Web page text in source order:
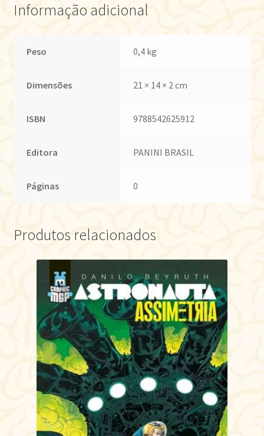
Informação adicional
Peso 0,4 kg
Dimensões 21 × 14 × 2 cm
ISBN 9788542625912
Editora PANINI BRASIL
Páginas 0
Produtos relacionados